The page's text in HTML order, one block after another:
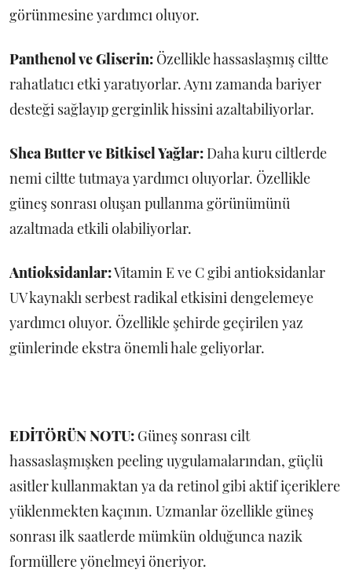
görünmesine yardımcı oluyor.
Panthenol ve Gliserin: Özellikle hassaslaşmış ciltte
rahatlatıcı etki yaratıyorlar. Aynı zamanda bariyer
desteği sağlayıp gerginlik hissini azaltabiliyorlar.
Shea Butter ve Bitkisel Yağlar: Daha kuru ciltlerde
nemi ciltte tutmaya yardımcı oluyorlar. Özellikle
güneş sonrası oluşan pullanma görünümünü
azaltmada etkili olabiliyorlar.
Antioksidanlar:Vitamin E ve C gibi antioksidanlar
UV kaynaklı serbest radikal etkisini dengelemeye
yardımcı oluyor. Özellikle şehirde geçirilen yaz
günlerinde ekstra önemli hale geliyorlar.
EDİTÖRÜN NOTU: Güneş sonrası cilt
hassaslaşmışken peeling uygulamalarından, güçlü
asitler kullanmaktan ya da retinol gibi aktif içeriklere
yüklenmekten kaçının. Uzmanlar özellikle güneş
sonrası ilk saatlerde mümkün olduğunca nazik
formüllere yönelmeyi öneriyor.